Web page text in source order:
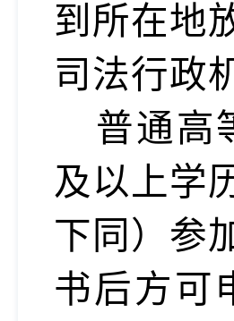
到所在地
司法行政
普通高
及以上学
下同）参
书后方可